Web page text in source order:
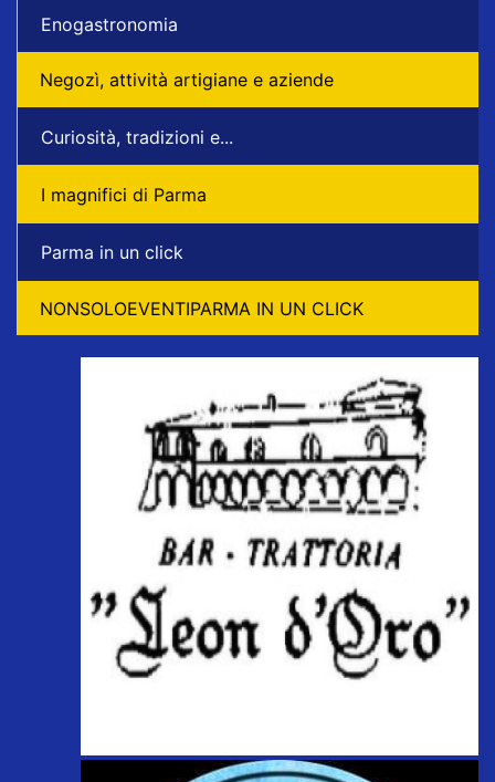
Enogastronomia
Negozì, attività artigiane e aziende
Curiosità, tradizioni e...
I magnifici di Parma
Parma in un click
NONSOLOEVENTIPARMA IN UN CLICK